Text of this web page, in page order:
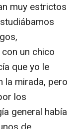
muy estrictos
un chico
que yo le
la mirada, pero
los
general había
de